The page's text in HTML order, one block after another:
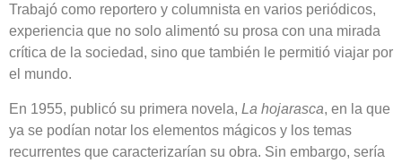
Trabajó como reportero y columnista en varios periódicos,
experiencia que no solo alimentó su prosa con una mirada
crítica de la sociedad, sino que también le permitió viajar por
el mundo.
En 1955, publicó su primera novela, La hojarasca, en la que
ya se podían notar los elementos mágicos y los temas
recurrentes que caracterizarían su obra. Sin embargo, sería